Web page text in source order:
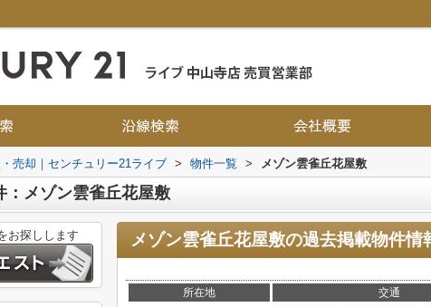
売却｜センチュリー21ライブ > 物件一覧 > メゾン雲雀丘花屋敷
：メゾン雲雀丘花屋敷
メゾン雲雀丘花屋敷の過去掲載物件情
所在地 交通
お探しします